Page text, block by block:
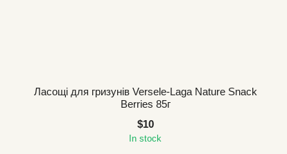
Ласощі для гризунів Versele-Laga Nature Snack
Berries 85г
$10
In stock